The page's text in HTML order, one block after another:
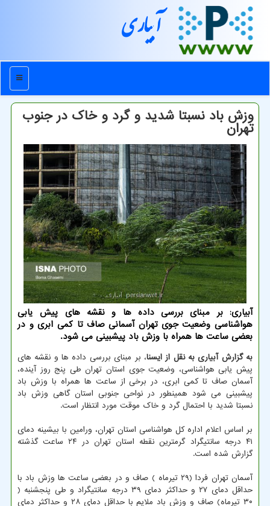
آبیاری
منو
وزش باد نسبتا شدید و گرد و خاک در جنوب
تهران
آبیاری: بر مبنای بررسی داده ها و نقشه های پیش یابی
هواشناسی وضعیت جوی تهران آسمانی صاف تا کمی ابری و در
بعضی ساعت ها همراه با وزش باد پیشبینی می شود.
به گزارش آبیاری به نقل از ایسنا، بر مبنای بررسی داده ها و نقشه های
پیش یابی هواشناسی، وضعیت جوی استان تهران طی پنج روز آینده،
آسمان صاف تا کمی ابری، در برخی از ساعت ها همراه با وزش باد
پیشبینی می شود همینطور در نواحی جنوبی استان گاهی وزش باد
نسبتا شدید با احتمال گرد و خاک موقت مورد انتظار است.
بر اساس اعلام اداره کل هواشناسی استان تهران، ورامین با بیشینه دمای
۴۱ درجه سانتیگراد گرمترین نقطه استان تهران در ۲۴ ساعت گذشته
گزارش شده است.
آسمان تهران فردا (۲۹ تیرماه ) صاف و در بعضی ساعت ها وزش باد با
حداقل دمای ۲۷ و حداکثر دمای ۳۹ درجه سانتیگراد و طی پنجشنبه (
۳۰ تیرماه) صاف و وزش باد ملایم با حداقل دمای ۲۸ و حداکثر دمای